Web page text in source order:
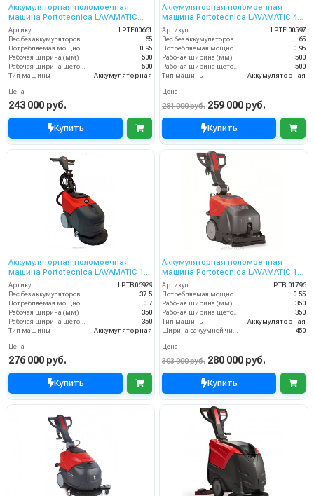
Аккумуляторная поломоечная
машина Portotecnica LAVAMATIC
СТ46 C 50
Артикул
LPTE00661
65
0.95
Рабочая ширина (мм)
500
500
Тип машины
Аккумуляторная
Цена
243 000 руб.
Купить
Аккумуляторная поломоечная
машина Portotecnica LAVAMATIC 45
C 50
Артикул
LPTЕ 00597
65
0.95
Рабочая ширина (мм)
500
500
Тип машины
Аккумуляторная
Цена
281 000 руб. 259 000 руб.
Купить
Аккумуляторная поломоечная
машина Portotecnica LAVAMATIC 15
B 35
Артикул
LPTB06929
37.5
0.7
Рабочая ширина (мм)
350
350
Тип машины
Аккумуляторная
Цена
276 000 руб.
Купить
Аккумуляторная поломоечная
машина Portotecnica LAVAMATIC 15
R BATTERY
Артикул
LPTB 01796
0.55
Рабочая ширина (мм)
350
350
Тип машины
Аккумуляторная
450
Цена
303 000 руб. 280 000 руб.
Купить